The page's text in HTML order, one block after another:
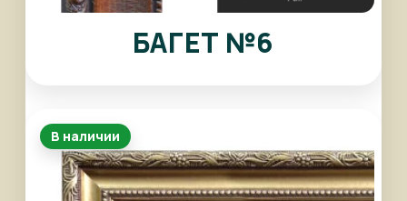
БАГЕТ №6
В наличии